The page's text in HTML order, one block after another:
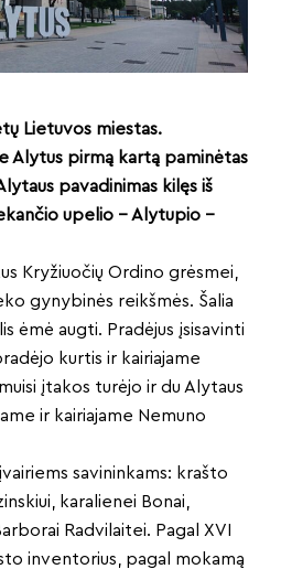
Lietuvos miestas.
Alytus pirmą kartą paminėtas
pavadinimas kilęs iš
upelio – Alytupio –
Kryžiuočių Ordino grėsmei,
gynybinės reikšmės. Šalia
ėmė augti. Pradėjus įsisavinti
kurtis ir kairiajame
įtakos turėjo ir du Alytaus
ir kairiajame Nemuno
savininkams: krašto
karalienei Bonai,
Radvilaitei. Pagal XVI
inventorius, pagal mokamą